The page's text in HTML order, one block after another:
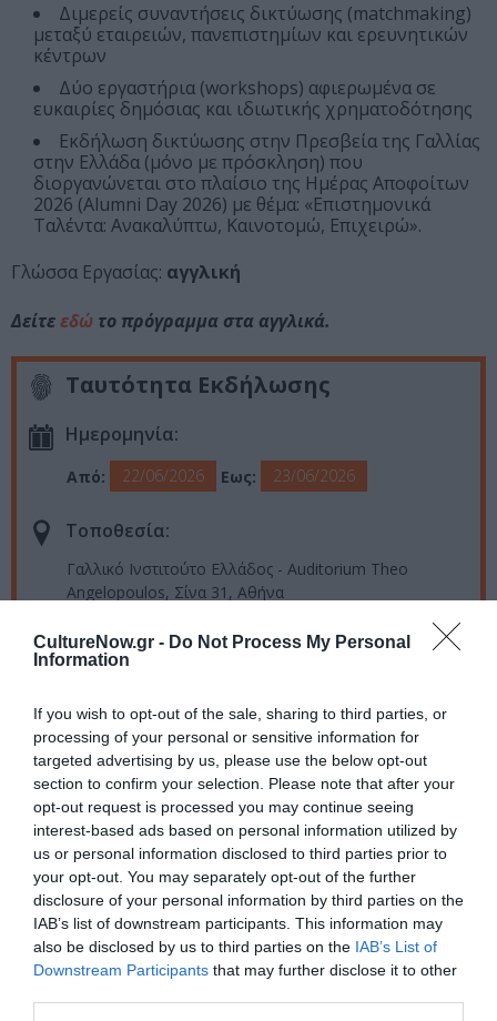
CultureNow.gr - Do Not Process My Personal
Information
If you wish to opt-out of the sale, sharing to third parties, or
processing of your personal or sensitive information for
targeted advertising by us, please use the below opt-out
section to confirm your selection. Please note that after your
opt-out request is processed you may continue seeing
interest-based ads based on personal information utilized by
us or personal information disclosed to third parties prior to
your opt-out. You may separately opt-out of the further
disclosure of your personal information by third parties on the
IAB’s list of downstream participants. This information may
also be disclosed by us to third parties on the IAB’s List of
Downstream Participants that may further disclose it to other
Διμερείς συναντήσεις δικτύωσης (matchmaking)
μεταξύ εταιρειών, πανεπιστημίων και ερευνητικών
κέντρων
Δύο εργαστήρια (workshops) αφιερωμένα σε
ευκαιρίες δημόσιας και ιδιωτικής χρηματοδότησης
Εκδήλωση δικτύωσης στην Πρεσβεία της Γαλλίας
στην Ελλάδα (μόνο με πρόσκληση) που
διοργανώνεται στο πλαίσιο της Ημέρας Αποφοίτων
2026 (Alumni Day 2026) με θέμα: «Επιστημονικά
Ταλέντα: Ανακαλύπτω, Καινοτομώ, Επιχειρώ».
Γλώσσα Εργασίας: αγγλική
Δείτεεδώ το πρόγραμμα στα αγγλικά.
Ταυτότητα Εκδήλωσης
Ημερομηνία:
Από: 22/06/2026 Εως: 23/06/2026
Τοποθεσία:
Γαλλικό Ινστιτούτο Ελλάδος - Αuditorium Theo
Angelopoulos, Σίνα 31, Αθήνα
Γαλλικό Ινστιτούτο Αθηνών
Ελεύθερη είσοδος
Πληροφορίες / Κρατήσεις:
ifg.gr
Ακολουθήστε το Culturenow.gr στοGoogle News
μάθετε πρώτοι όλες τις ειδήσεις
Δείτε όλα τατελευταία νέαγια την Τέχνη και τον
Πολιτισμό στοCulturenow.gr